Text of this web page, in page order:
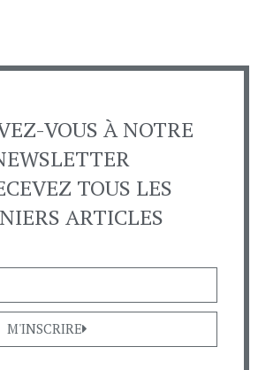
VOUS À NOTRE
TOUS LES
ARTICLES
M'INSCRIRE